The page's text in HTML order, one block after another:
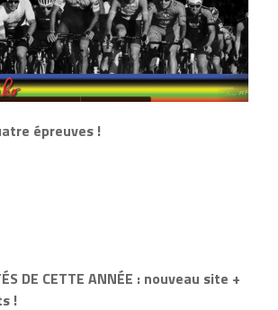
épreuves !
DE CETTE ANNÉE : nouveau site +
!